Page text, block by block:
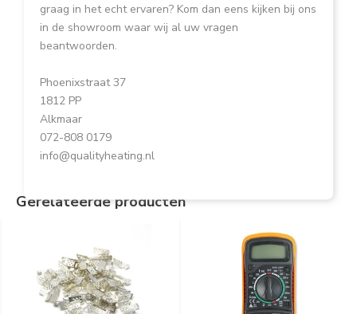
graag in het echt ervaren? Kom dan eens kijken bij ons
in de showroom waar wij al uw vragen
beantwoorden.
Phoenixstraat 37
1812 PP
Alkmaar
072-808 0179
info@qualityheating.nl
Gerelateerde producten